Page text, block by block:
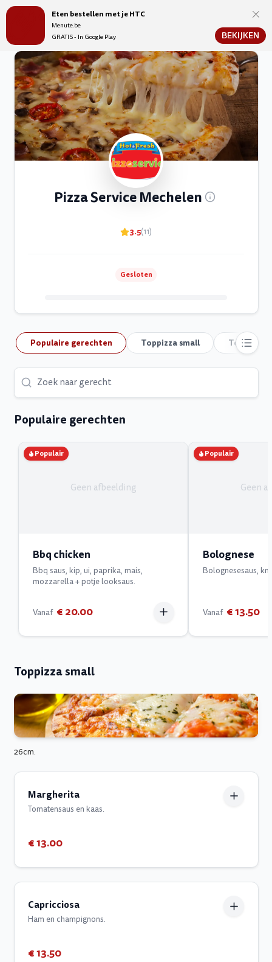
Eten bestellen met je HTC
Menute.be
GRATIS - In Google Play
BEKIJKEN
Menute.be
Pizza Service Mechelen
3.5(11)
Gesloten
Populaire gerechten Toppizza small Toppizza
Populaire gerechten
Populair
Geen afbeelding
Bbq chicken
Bbq saus, kip, ui, paprika, mais,
mozzarella + potje looksaus.
Vanaf € 20.00
Populair
Geen
Bolognese
Bolognesesaus,
Vanaf € 13.50
Toppizza small
26cm.
Margherita
Tomatensaus en kaas.
€ 13.00
Capricciosa
Ham en champignons.
€ 13.50